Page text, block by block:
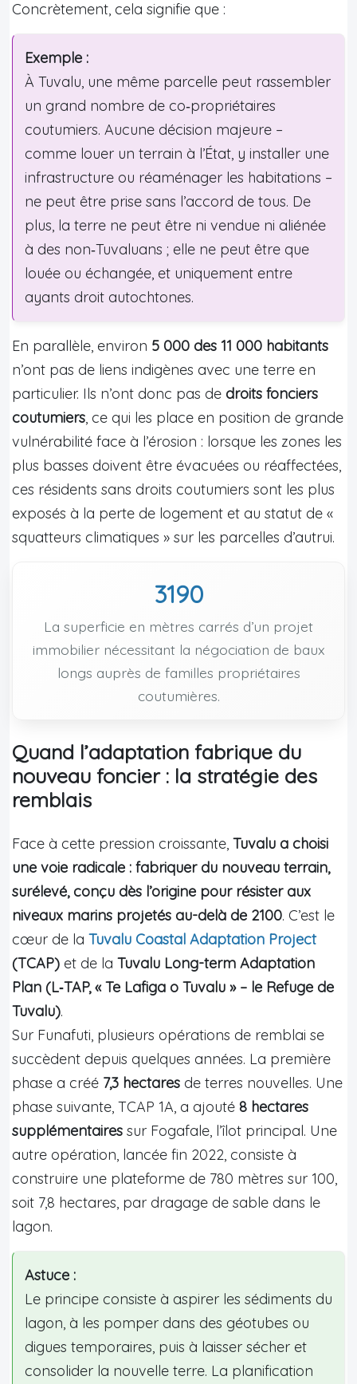
Concrètement, cela signifie que :
Exemple :
À Tuvalu, une même parcelle peut rassembler
un grand nombre de co‑propriétaires
coutumiers. Aucune décision majeure –
comme louer un terrain à l’État, y installer une
infrastructure ou réaménager les habitations –
ne peut être prise sans l’accord de tous. De
plus, la terre ne peut être ni vendue ni aliénée
à des non‑Tuvaluans ; elle ne peut être que
louée ou échangée, et uniquement entre
ayants droit autochtones.
En parallèle, environ 5 000 des 11 000 habitants
n’ont pas de liens indigènes avec une terre en
particulier. Ils n’ont donc pas de droits fonciers
coutumiers, ce qui les place en position de grande
vulnérabilité face à l’érosion : lorsque les zones les
plus basses doivent être évacuées ou réaffectées,
ces résidents sans droits coutumiers sont les plus
exposés à la perte de logement et au statut de «
squatteurs climatiques » sur les parcelles d’autrui.
3190
La superficie en mètres carrés d’un projet
immobilier nécessitant la négociation de baux
longs auprès de familles propriétaires
coutumières.
Quand l’adaptation fabrique du
nouveau foncier : la stratégie des
remblais
Face à cette pression croissante, Tuvalu a choisi
une voie radicale : fabriquer du nouveau terrain,
surélevé, conçu dès l’origine pour résister aux
niveaux marins projetés au-delà de 2100. C’est le
cœur de la Tuvalu Coastal Adaptation Project
(TCAP) et de la Tuvalu Long-term Adaptation
Plan (L‑TAP, « Te Lafiga o Tuvalu » – le Refuge de
Tuvalu).
Sur Funafuti, plusieurs opérations de remblai se
succèdent depuis quelques années. La première
phase a créé 7,3 hectares de terres nouvelles. Une
phase suivante, TCAP 1A, a ajouté 8 hectares
supplémentaires sur Fogafale, l’îlot principal. Une
autre opération, lancée fin 2022, consiste à
construire une plateforme de 780 mètres sur 100,
soit 7,8 hectares, par dragage de sable dans le
lagon.
Astuce :
Le principe consiste à aspirer les sédiments du
lagon, à les pomper dans des géotubes ou
digues temporaires, puis à laisser sécher et
consolider la nouvelle terre. La planification